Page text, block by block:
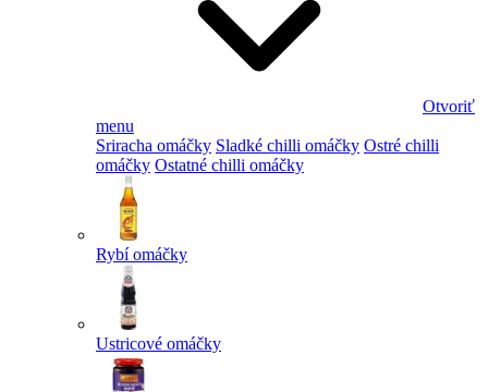
Otvoriť
menu
Sriracha omáčky Sladké chilli omáčky Ostré chilli
omáčky Ostatné chilli omáčky
Rybí omáčky
Ustricové omáčky